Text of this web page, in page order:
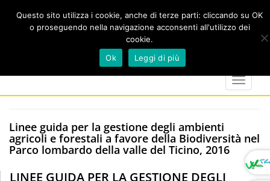
marker
calendar
Toggle
Linee guida per la gestione degli ambienti
agricoli e forestali a favore della Biodiversità nel
Parco lombardo della valle del Ticino, 2016
LINEE GUIDA PER LA GESTIONE DEGLI
Questo sito utilizza i cookie, anche di terze parti: cliccando su OK
o proseguendo nella navigazione acconsenti all'utilizzo dei
cookie.
Ok
Leggi di più